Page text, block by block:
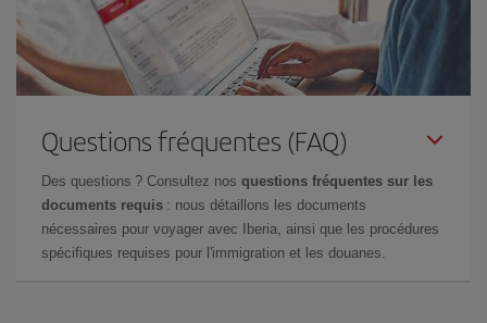
Questions fréquentes (FAQ)
Des questions ? Consultez nos questions fréquentes sur les
documents requis : nous détaillons les documents
nécessaires pour voyager avec Iberia, ainsi que les procédures
spécifiques requises pour l'immigration et les douanes.